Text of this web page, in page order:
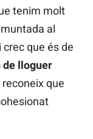
tenim molt
al
que és de
de lloguer
reconeix que